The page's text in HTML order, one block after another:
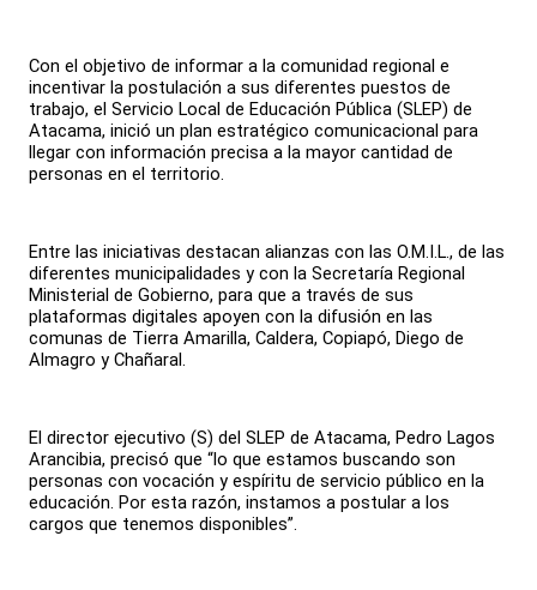
Con el objetivo de informar a la comunidad regional e
incentivar la postulación a sus diferentes puestos de
trabajo, el Servicio Local de Educación Pública (SLEP) de
Atacama, inició un plan estratégico comunicacional para
llegar con información precisa a la mayor cantidad de
personas en el territorio.
Entre las iniciativas destacan alianzas con las O.M.I.L., de las
diferentes municipalidades y con la Secretaría Regional
Ministerial de Gobierno, para que a través de sus
plataformas digitales apoyen con la difusión en las
comunas de Tierra Amarilla, Caldera, Copiapó, Diego de
Almagro y Chañaral.
El director ejecutivo (S) del SLEP de Atacama, Pedro Lagos
Arancibia, precisó que “lo que estamos buscando son
personas con vocación y espíritu de servicio público en la
educación. Por esta razón, instamos a postular a los
cargos que tenemos disponibles”.